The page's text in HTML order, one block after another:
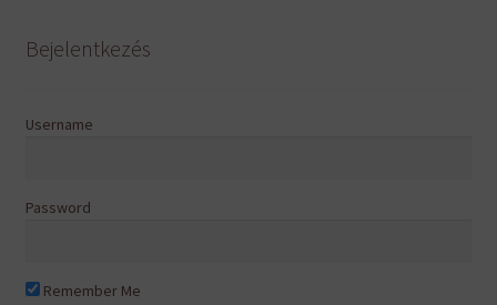
Bejelentkezés
Username
Password
Remember Me